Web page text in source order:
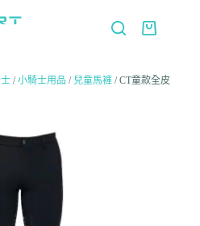
/小騎士用品 / 兒童馬褲/ CT童款全皮